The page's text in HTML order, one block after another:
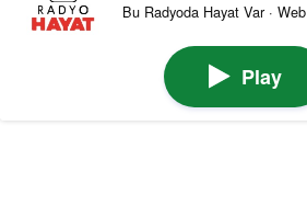
Bu Radyoda Hayat Var · Web
Play